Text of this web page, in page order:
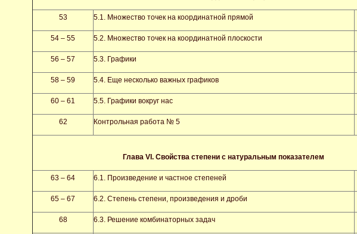
53 5.1. Множество точек на координатной прямой
54 – 55 5.2. Множество точек на координатной плоскости
56 – 57 5.3. Графики
58 – 59 5.4. Еще несколько важных графиков
60 – 61 5.5. Графики вокруг нас
62 Контрольная работа № 5
Глава VI . Свойства степени с натуральным показателем
63 – 64 6.1. Произведение и частное степеней
65 – 67 6.2. Степень степени, произведения и дроби
68 6.3. Решение комбинаторных задач